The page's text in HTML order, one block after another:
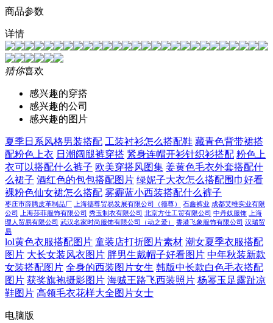
商品参数
详情
猜你喜欢
感兴趣的穿搭
感兴趣的公司
感兴趣的图片
夏季日系风格男装搭配 工装衬衫怎么搭配鞋 藏青色背带裙搭
配粉色上衣 日潮阔腿裤穿搭 紧身连帽开衫针织衫搭配 粉色上
衣可以搭配什么裤子 欧美穿搭风图集 姜黄色毛衣外套搭配什
么裙子 酒红色的包包搭配图片 绿妮子大衣怎么搭配围巾好看
裸粉色仙女裙怎么搭配 雾霾蓝小西装搭配什么裤子
枣庄市薛腾皮革制品厂 上海德尊贸易发展有限公司（德尊） 石鑫裤业 成都艾维实业有限
公司
上海莎菲服饰有限公司 秀玉制衣有限公司 北京方仕工贸有限公司 中丹奴服饰
上海
理人贸易有限公司 武汉名家时尚服饰有限公司（动之爱） 香港飞象服饰有限公司 汉瑞贸
易
lol黄色衣服搭配图片 童装店打折图片素材 潮女夏季衣服搭配
图片 大长女装风衣图片 胖男生戴帽子好看图片 中年秋装新款
女装搭配图片 全身的西装图片女生 韩版中长款白色毛衣搭配
图片 获奖旗袍摄影图片 海贼王路飞西装照片 杨幂玉足露趾凉
鞋图片 高领毛衣花样大全图片女士
电脑版